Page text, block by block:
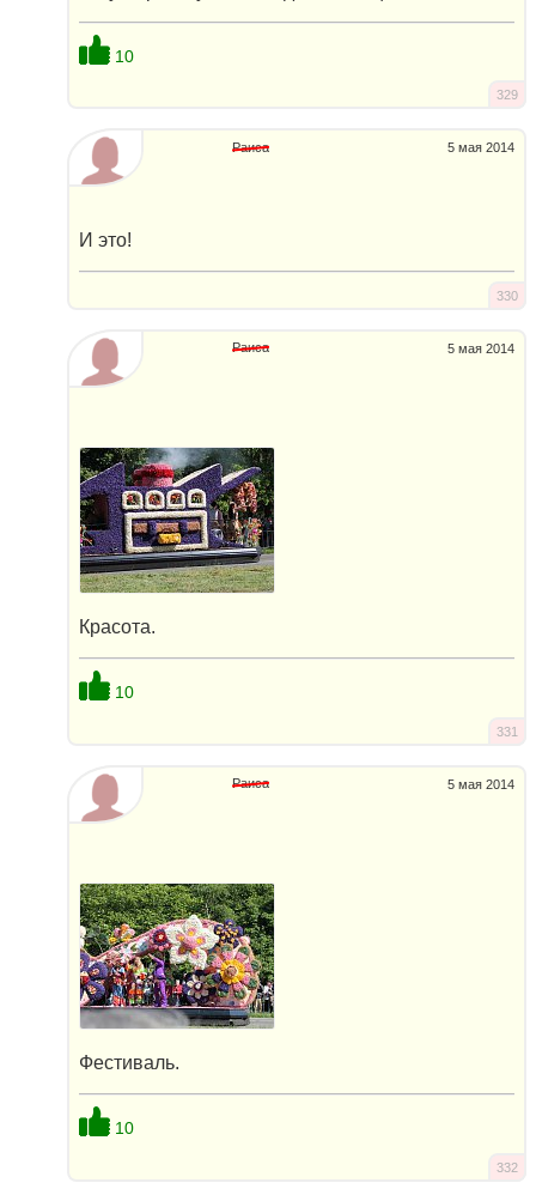
10
329
5 мая 2014
Раиса
И это!
330
5 мая 2014
Раиса
Красота.
10
331
5 мая 2014
Раиса
Фестиваль.
10
332